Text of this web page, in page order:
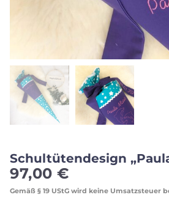
Schultütendesign
97,00 €
Gemäß § 19 UStG wird keine Umsatzsteuer